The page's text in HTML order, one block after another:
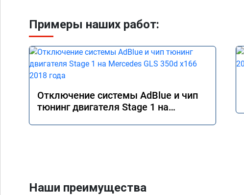
Примеры наших работ:
Отключение системы AdBlue и чип
тюнинг двигателя Stage 1 на
Наши преимущества